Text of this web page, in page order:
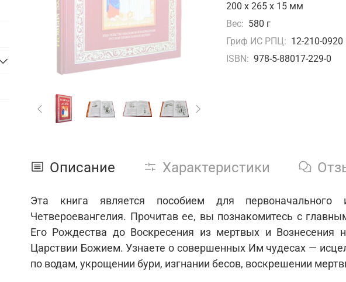
200 х 265 х 15 мм
Вес: 580 г
Гриф ИС РПЦ: 12-210-0920
ISBN: 978-5-88017-229-0
Описание Характеристики
Эта книга является пособием для
Четвероевангелия. Прочитав ее, вы познакомитесь с
Его Рождества до Воскресения из мертвых и
Царствии Божием. Узнаете о совершенных Им чудесах —
по водам, укрощении бури, изгнании бесов, воскрешении